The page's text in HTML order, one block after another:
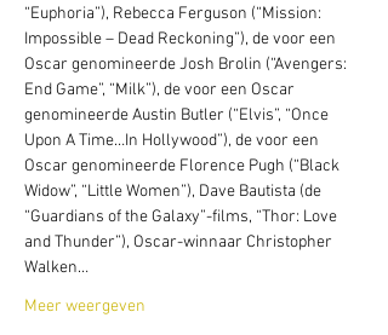
“Euphoria”), Rebecca Ferguson (“Mission:
Impossible – Dead Reckoning”), de voor een
Oscar genomineerde Josh Brolin (“Avengers:
End Game”, “Milk”), de voor een Oscar
genomineerde Austin Butler (“Elvis”, “Once
Upon A Time…In Hollywood”), de voor een
Oscar genomineerde Florence Pugh (“Black
Widow”, “Little Women”), Dave Bautista (de
“Guardians of the Galaxy”-films, “Thor: Love
and Thunder”), Oscar-winnaar Christopher
Walken…
Meer weergeven